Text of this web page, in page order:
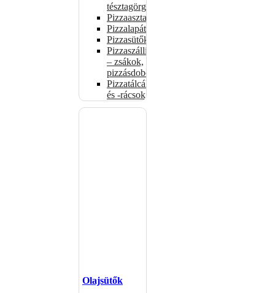
tésztagörgők
Pizzaasztalok
Pizzalapátok
Pizzasütők
Pizzaszállítás
– zsákok,
pizzásdobozok
Pizzatálcák
és -rácsok
Olajsütők